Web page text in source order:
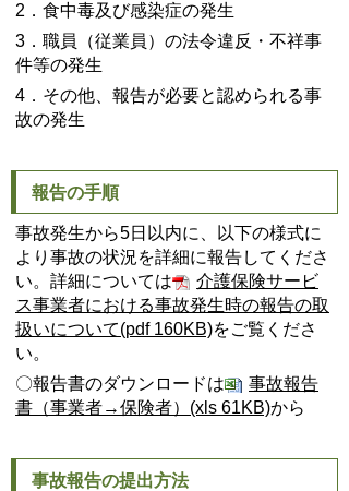
2．食中毒及び感染症の発生
3．職員（従業員）の法令違反・不祥事
件等の発生
4．その他、報告が必要と認められる事
故の発生
報告の手順
事故発生から5日以内に、以下の様式に
より事故の状況を詳細に報告してくださ
い。詳細については
介護保険サービ
ス事業者における事故発生時の報告の取
扱いについて(pdf 160KB)をご覧くださ
い。
〇報告書のダウンロードは
事故報告
書（事業者→保険者） (xls 61KB)から
事故報告の提出方法